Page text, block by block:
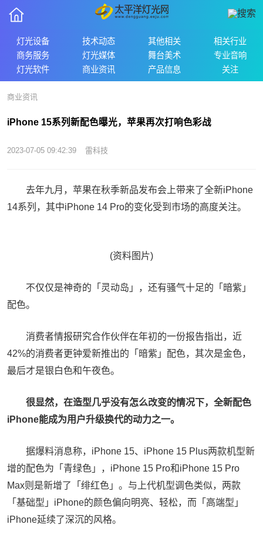
灯光设备 技术动态 其他相关
相关行业
商务服务
灯光媒体 舞台美术
专业音响
灯光软件
商业资讯 产品信息 关注
商业资讯
iPhone 15系列新配色曝光，苹果再次打响色彩战
2023-07-05 09:42:39 雷科技
去年九月，苹果在秋季新品发布会上带来了全新iPhone
14系列，其中iPhone 14 Pro的变化受到市场的高度关注。
(资料图片)
不仅仅是神奇的「灵动岛」，还有骚气十足的「暗紫」
配色。
消费者情报研究合作伙伴在年初的一份报告指出，近
42%的消费者更钟爱新推出的「暗紫」配色，其次是金色，
最后才是银白色和午夜色。
很显然，在造型几乎没有怎么改变的情况下，全新配色
iPhone能成为用户升级换代的动力之一。
据爆料消息称，iPhone 15、iPhone 15 Plus两款机型新
增的配色为「青绿色」，iPhone 15 Pro和iPhone 15 Pro
Max则是新增了「绯红色」。与上代机型调色类似，两款
「基础型」iPhone的颜色偏向明亮、轻松，而「高端型」
iPhone延续了深沉的风格。